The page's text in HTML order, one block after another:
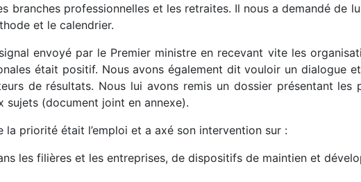
branches professionnelles et les retraites. Il nous a demandé de
et le calendrier.
envoyé par le Premier ministre en recevant vite les
était positif. Nous avons également dit vouloir un dialogue
de résultats. Nous lui avons remis un dossier présentant les
sujets (document joint en annexe).
la priorité était l’emploi et a axé son intervention sur :
les filières et les entreprises, de dispositifs de maintien et